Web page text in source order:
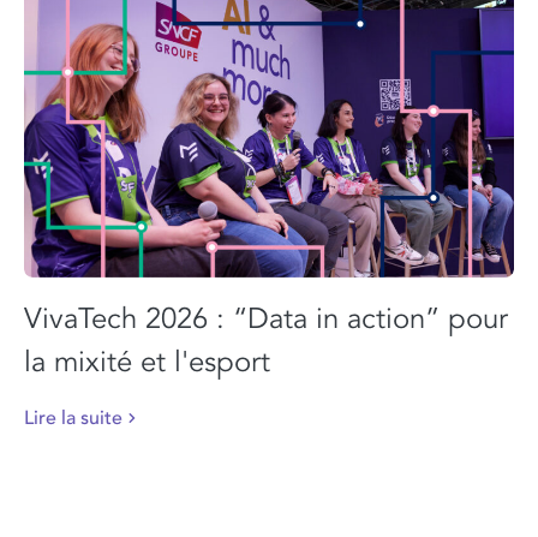
VivaTech 2026 : “Data in action” pour
la mixité et l'esport
Lire la suite